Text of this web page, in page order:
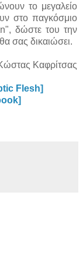
το μεγαλείο
στο παγκόσμιο
δώστε του την
σας δικαιώσει.
Kαφρίτσας
Flesh]